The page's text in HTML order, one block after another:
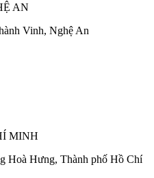
AN
Vinh, Nghệ An
MINH
Hoà Hưng, Thành phố Hồ Chí